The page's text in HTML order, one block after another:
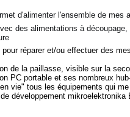
d'alimenter l'ensemble de mes
des alimentations à découpage,
réparer et/ou effectuer des
de la paillasse, visible sur la
PC portable et ses nombreux
vie" tous les équipements qui
développement mikroelektronika